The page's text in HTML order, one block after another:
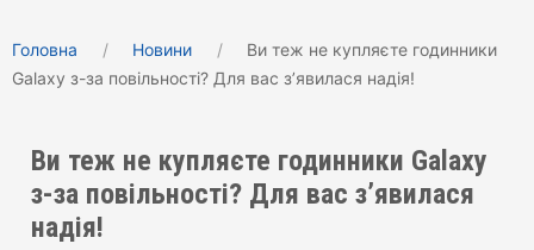
Головна Новини
Ви теж не купляєте годинники
Galaxy з-за повільності? Для вас зʼявилася надія!
Ви теж не купляєте годинники Galaxy
з-за повільності? Для вас зʼявилася
надія!